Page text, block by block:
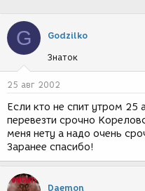
о
р
т
е
м
ы
с
з
д
и
я
G Godzilko
Знаток
25 авг 2002
Если кто не спит утром 25
перевезти срочно
меня нету а надо очень
Заранее спасибо!
Daemon